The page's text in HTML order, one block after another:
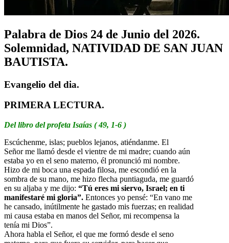
Palabra de Dios 24 de Junio del 2026.
Solemnidad, NATIVIDAD DE SAN JUAN
BAUTISTA.
Evangelio del dia.
PRIMERA LECTURA.
Del libro del profeta Isaías ( 49, 1-6 )
Escúchenme, islas; pueblos lejanos, atiéndanme. El
Señor me llamó desde el vientre de mi madre; cuando aún
estaba yo en el seno materno, él pronunció mi nombre.
Hizo de mi boca una espada filosa, me escondió en la
sombra de su mano, me hizo flecha puntiaguda, me guardó
en su aljaba y me dijo: “Tú eres mi siervo, Israel; en ti
manifestaré mi gloria”. Entonces yo pensé: “En vano me
he cansado, inútilmente he gastado mis fuerzas; en realidad
mi causa estaba en manos del Señor, mi recompensa la
tenía mi Dios”.
Ahora habla el Señor, el que me formó desde el seno